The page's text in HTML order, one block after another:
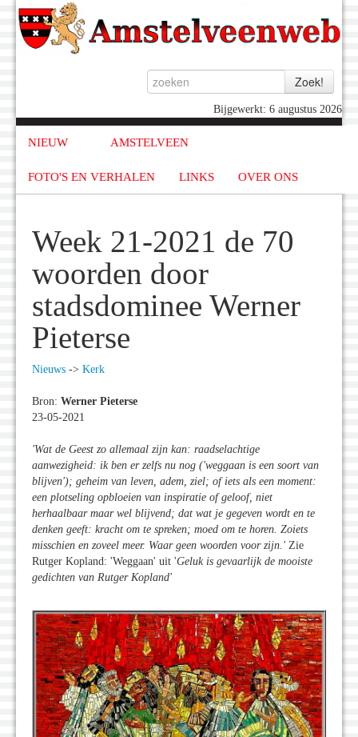
Bijgewerkt: 6 augustus 2026
NIEUW AMSTELVEEN
FOTO'S EN VERHALEN LINKS OVER ONS
Week 21-2021 de 70
woorden door
stadsdominee Werner
Pieterse
Nieuws -> Kerk
Bron: Werner Pieterse
23-05-2021
'Wat de Geest zo allemaal zijn kan: raadselachtige
aanwezigheid: ik ben er zelfs nu nog ('weggaan is een soort van
blijven'); geheim van leven, adem, ziel; of iets als een moment:
een plotseling opbloeien van inspiratie of geloof, niet
herhaalbaar maar wel blijvend; dat wat je gegeven wordt en te
denken geeft: kracht om te spreken; moed om te horen. Zoiets
misschien en zoveel meer. Waar geen woorden voor zijn. ' Zie
Rutger Kopland: 'Weggaan' uit 'Geluk is gevaarlijk de mooiste
gedichten van Rutger Kopland'